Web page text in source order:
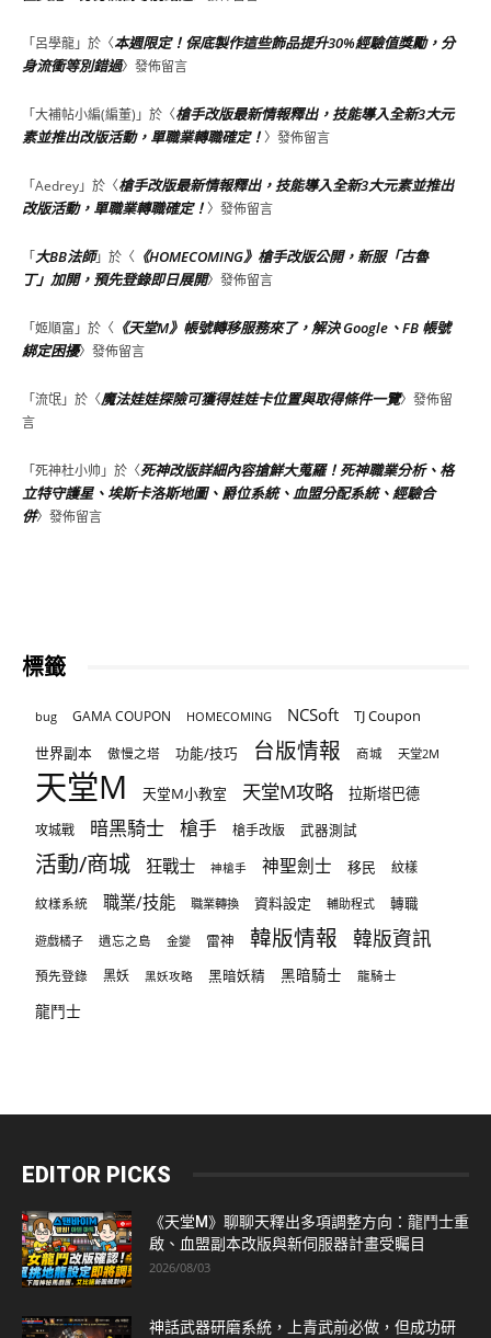
「呂學龍」於〈本週限定！保底製作這些飾品提升30%經驗值獎勵，分
身流衝等別錯過〉發佈留言
「大補帖小編(編董) 」於〈槍手改版最新情報釋出，技能導入全新3大元
素並推出改版活動，單職業轉職確定！〉發佈留言
「Aedrey」於〈槍手改版最新情報釋出，技能導入全新3大元素並推出
改版活動，單職業轉職確定！〉發佈留言
「大BB法師」於〈 《HOMECOMING》槍手改版公開，新服「古魯
丁」加開，預先登錄即日展開〉發佈留言
「姬順富 」於〈 《天堂M》帳號轉移服務來了，解決 Google、FB 帳號
綁定困擾〉發佈留言
「流氓」於〈魔法娃娃探險可獲得娃娃卡位置與取得條件一覽〉發佈留
言
「死神杜小帅 」於〈死神改版詳細內容搶鮮大蒐羅！死神職業分析、格
立特守護星、埃斯卡洛斯地圖、爵位系統、血盟分配系統、經驗合
併〉發佈留言
標籤
bug GAMA COUPON HOMECOMING NCSoft
TJ Coupon
世界副本
傲慢之塔 功能/技巧 台版情報 商城 天堂2M
天堂M 天堂M小教室 天堂M攻略 拉斯塔巴德
攻城戰 暗黑騎士 槍手 槍手改版 武器測試
活動/商城 狂戰士 神槍手 神聖劍士 移民 紋樣
紋樣系統 職業/技能 職業轉換 資料設定 輔助程式 轉職
遊戲橘子 遺忘之島 金變 雷神 韓版情報 韓版資訊
預先登錄 黑妖 黑妖攻略 黑暗妖精 黑暗騎士 龍騎士
龍鬥士
EDITOR PICKS
《天堂M》聊聊天釋出多項調整方向：龍鬥士重
啟、血盟副本改版與新伺服器計畫受矚目
2026/08/03
神話武器研磨系統，上青武前必做，但成功研